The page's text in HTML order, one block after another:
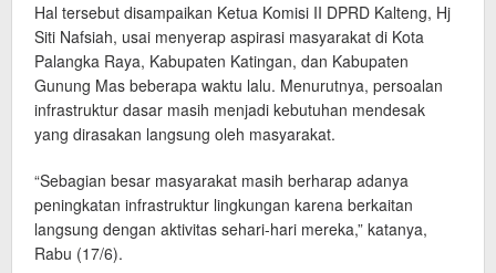
Hal tersebut disampaikan Ketua Komisi II DPRD Kalteng, Hj
Siti Nafsiah, usai menyerap aspirasi masyarakat di Kota
Palangka Raya, Kabupaten Katingan, dan Kabupaten
Gunung Mas beberapa waktu lalu. Menurutnya, persoalan
infrastruktur dasar masih menjadi kebutuhan mendesak
yang dirasakan langsung oleh masyarakat.
“Sebagian besar masyarakat masih berharap adanya
peningkatan infrastruktur lingkungan karena berkaitan
langsung dengan aktivitas sehari-hari mereka,” katanya,
Rabu (17/6).